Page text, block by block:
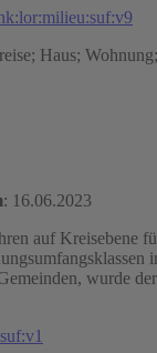
Haus;
: 16.06.2023
auf Kreisebene
wurde